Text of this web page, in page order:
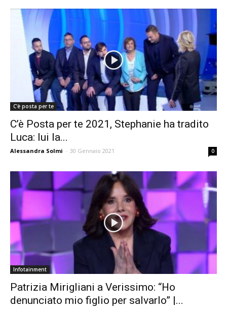
C'è posta per te
C’è Posta per te 2021, Stephanie ha tradito
Luca: lui la...
Alessandra Solmi - 30 Gennaio 2021 0
Infotainment
Patrizia Mirigliani a Verissimo: “Ho
denunciato mio figlio per salvarlo” |...